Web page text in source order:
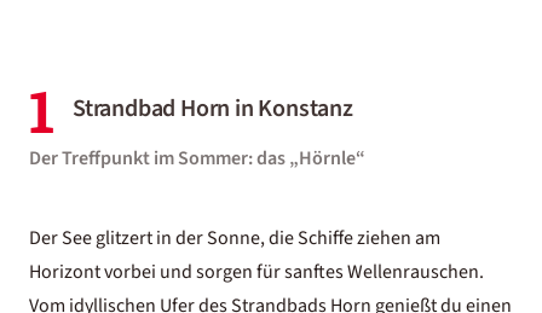
1 Strandbad Horn in Konstanz
Der Treffpunkt im Sommer: das „Hörnle“
Der See glitzert in der Sonne, die Schiffe ziehen am
Horizont vorbei und sorgen für sanftes Wellenrauschen.
Vom idyllischen Ufer des Strandbads Horn genießt du einen